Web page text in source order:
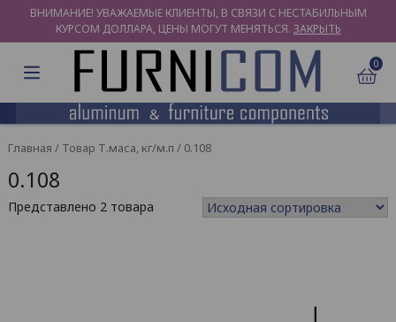
ВНИМАНИЕ! УВАЖАЕМЫЕ КЛИЕНТЫ, В СВЯЗИ С НЕСТАБИЛЬНЫМ
КУРСОМ ДОЛЛАРА, ЦЕНЫ МОГУТ МЕНЯТЬСЯ. ЗАКРЫТЬ
0
Главная / Товар Т.маса, кг/м.п / 0.108
0.108
Представлено 2 товара